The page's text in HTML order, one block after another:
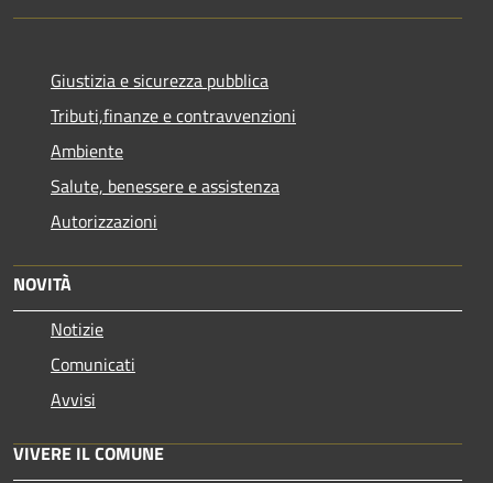
Giustizia e sicurezza pubblica
Tributi,finanze e contravvenzioni
Ambiente
Salute, benessere e assistenza
Autorizzazioni
NOVITÀ
Notizie
Comunicati
Avvisi
VIVERE IL COMUNE